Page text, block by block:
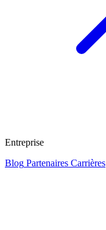
Entreprise
Blog Partenaires Carrières